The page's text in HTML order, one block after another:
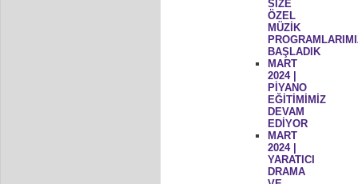
SİZE
ÖZEL
MÜZİK
BAŞLADIK
MART
2024 |
PİYANO
EĞİTİMİMİZ
DEVAM
EDİYOR
MART
2024 |
YARATICI
DRAMA